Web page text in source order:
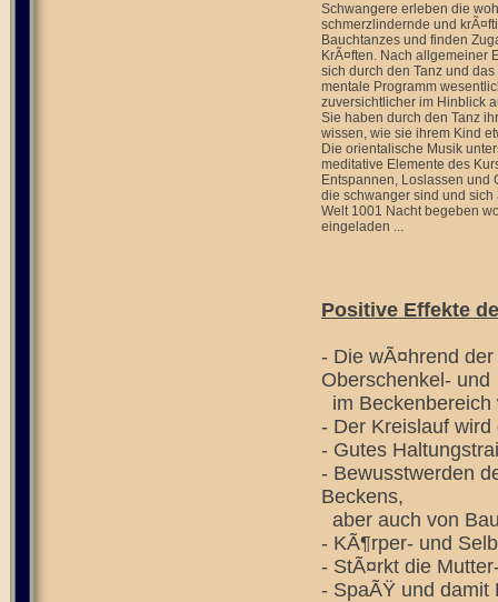
Schwangere erleben die
schmerzlindernde und
Bauchtanzes und finden
KrÃ¤ften. Nach allgemeiner
sich durch den Tanz und
mentale Programm
zuversichtlicher im Hinblick
Sie haben durch den Tanz
wissen, wie sie ihrem Kind
Die orientalische Musik
meditative Elemente des
Entspannen, Loslassen und
die schwanger sind und
Welt 1001 Nacht begeben
eingeladen ...
Positive Effekte
- Die wÃ¤hrend
Oberschenkel- und
im
- Der Kreislauf wird
- Gutes
- Bewusstwerden
Beckens,
aber auch von
- KÃ¶rper- und
- StÃ¤rkt die
- SpaÃŸ und